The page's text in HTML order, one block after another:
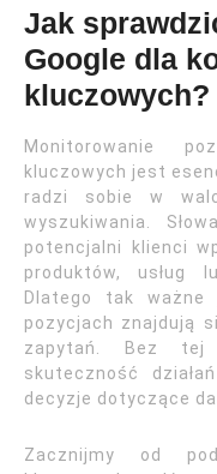
Jak
Google dla
kluczowych?
Monitorowanie
kluczowych jest
radzi sobie w
wyszukiwania.
potencjalni klienci
produktów, usług
Dlatego tak
pozycjach znajdują
zapytań. Bez
skuteczność
decyzje dotyczące
Zacznijmy od